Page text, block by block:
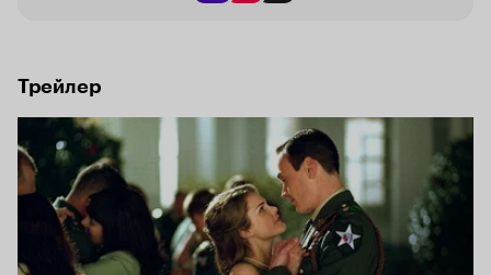
Трейлер